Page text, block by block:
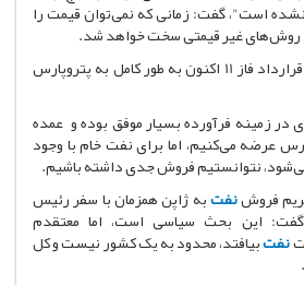
است"، گفت: زمانی که نمی‌توان قیمت را
روش‌های غیر قیمتی سخت خواهد شد.
وزیر نفت خاطرنشان کرد: قرارداد فاز 11 اکنون به طور کامل به پتروپارس
در زمینه فرآورده بسیار موفق بوده و عمده
عرضه می‌کنیم، اما برای نفت خام با وجود
نتوانستیم فروش جدی داشته باشیم.
فروشنفتبه ژاپن همزمان با سفر رئیس
این بحث سیاسی است، اما معتقدم
نفتبیافتد، محدود به یک کشور نیست و کل